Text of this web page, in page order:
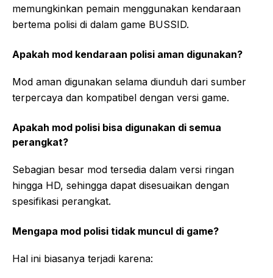
memungkinkan pemain menggunakan kendaraan
bertema polisi di dalam game BUSSID.
Apakah mod kendaraan polisi aman digunakan?
Mod aman digunakan selama diunduh dari sumber
terpercaya dan kompatibel dengan versi game.
Apakah mod polisi bisa digunakan di semua
perangkat?
Sebagian besar mod tersedia dalam versi ringan
hingga HD, sehingga dapat disesuaikan dengan
spesifikasi perangkat.
Mengapa mod polisi tidak muncul di game?
Hal ini biasanya terjadi karena: